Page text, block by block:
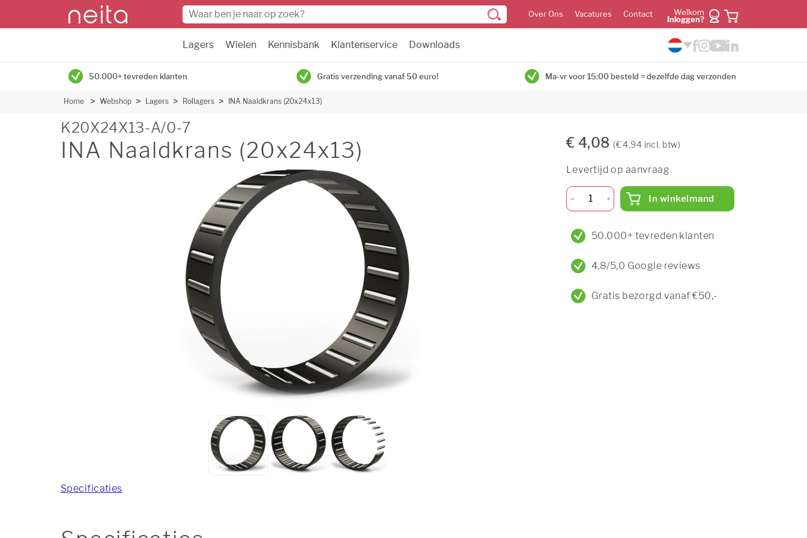
Over Ons Vacatures Contact
Welkom
Inloggen?
Lagers Wielen Kennisbank Klantenservice Downloads
50.000+ tevreden klanten Gratis verzending vanaf 50 euro! Ma-vr voor 15:00 besteld = dezelfde dag verzonden
Home Webshop Lagers Rollagers INA Naaldkrans (20x24x13)
K20X24X13-A/0-7
INA Naaldkrans (20x24x13)
Specificaties
€ 4,08 (€ 4,94 incl. btw)
Levertijd op aanvraag
In winkelmand
50.000+ tevreden klanten
4,8/5,0 Google reviews
Gratis bezorgd vanaf €50,-